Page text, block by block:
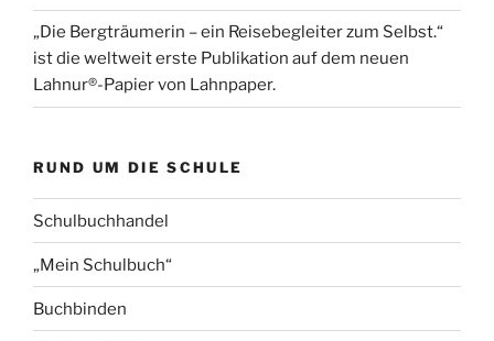
„Die Bergträumerin – ein Reisebegleiter zum Selbst.“
ist die weltweit erste Publikation auf dem neuen
Lahnur®-Papier von Lahnpaper.
RUND UM DIE SCHULE
Schulbuchhandel
„Mein Schulbuch“
Buchbinden